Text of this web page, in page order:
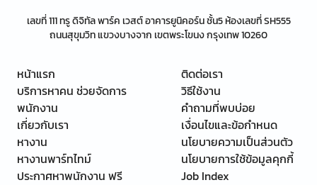
เลขที่ 111 ทรู ดิจิทัล พาร์ค เวสต์ อาคารยูนิคอร์น ชั้น5 ห้องเลขที่ SH555
ถนนสุขุมวิท แขวงบางจาก เขตพระโขนง กรุงเทพ 10260
หน้าแรก
บริการหาคน ช่วยจัดการ
พนักงาน
เกี่ยวกับเรา
หางาน
หางานพาร์ทไทม์
ประกาศหาพนักงาน ฟรี
ติดต่อเรา
วิธีใช้งาน
คำถามที่พบบ่อย
เงื่อนไขและข้อกำหนด
นโยบายความเป็นส่วนตัว
นโยบายการใช้ข้อมูลคุกกี้
Job Index